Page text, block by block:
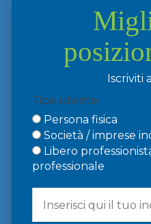
Iscriviti
Tipo utente
Persona fisica
Società / imprese
Libero
professionale